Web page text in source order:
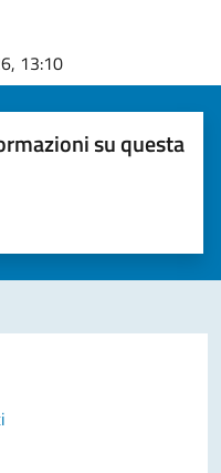
13:10
su questa
1 a 5 stelle)la chiarezza delle
5